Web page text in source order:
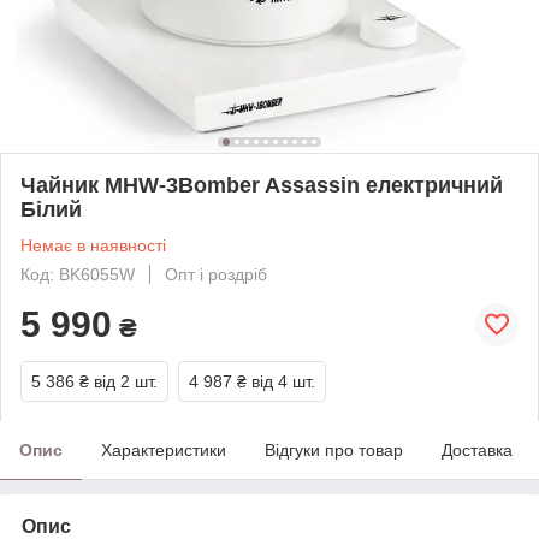
Чайник MHW-3Bomber Assassin електричний
Білий
Немає в наявності
Код: BK6055W
Опт і роздріб
5 990 ₴
5 386 ₴ від 2 шт. 4 987 ₴ від 4 шт.
Опис Характеристики Відгуки про товар Доставка
Опис